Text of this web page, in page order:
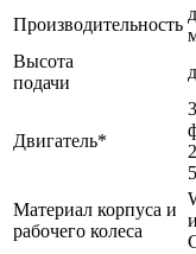
Производительность
Высота
подачи
Двигатель*
Материал корпуса и
рабочего колеса